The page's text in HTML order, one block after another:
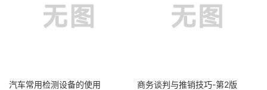
汽车常用检测设备的使用 商务谈判与推销技巧-第2版